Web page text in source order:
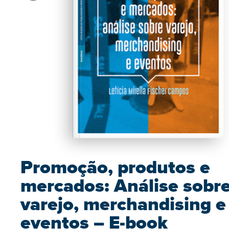
Promoção, produtos e
mercados: Análise
varejo, merchandising e
eventos – E-book